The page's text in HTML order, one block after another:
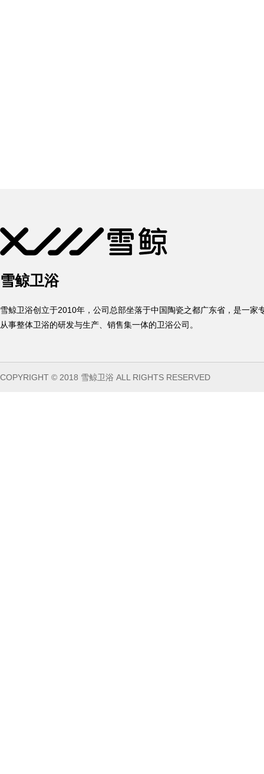
雪鲸卫浴
雪鲸卫浴创立于2010年，公司总部坐落于中国陶瓷之都广东省，是一家
从事整体卫浴的研发与生产、销售集一体的卫浴公司。
COPYRIGHT © 2018 雪鲸卫浴 ALL RIGHTS RESERVED